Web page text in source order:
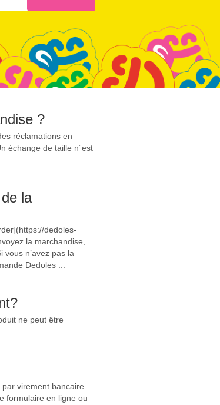
?
réclamations en
échange de taille n´est
la
dedoles-
la marchandise,
n’avez pas la
Dedoles ...
ne peut être
virement bancaire
formulaire en ligne ou